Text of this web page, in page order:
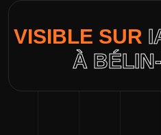
VISIBLE SUR
À